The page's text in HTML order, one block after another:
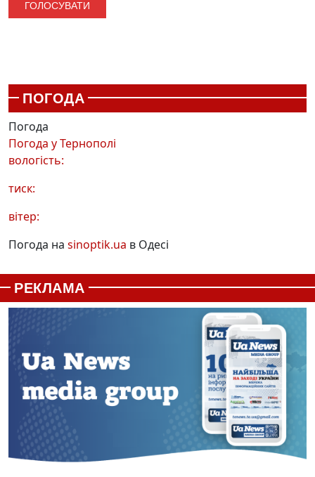
ПОГОДА
Погода
Погода уТернополі
вологість:
тиск:
вітер:
Погода на sinoptik.ua в Одесі
РЕКЛАМА